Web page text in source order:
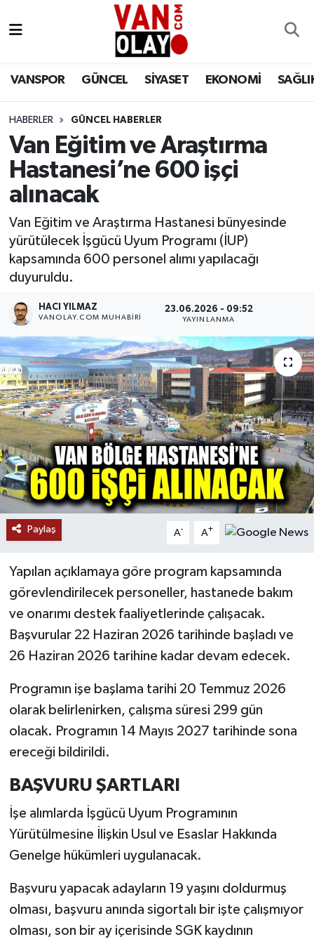
VANSPOR GÜNCEL SİYASET EKONOMİ
HABERLER GÜNCEL HABERLER
Van Eğitim ve Araştırma
Hastanesi’ne 600 işçi
alınacak
Van Eğitim ve Araştırma Hastanesi bünyesinde
yürütülecek İşgücü Uyum Programı (İUP)
kapsamında 600 personel alımı yapılacağı
duyuruldu.
HACI YILMAZ
VANOLAY.COM MUHABIRI
23.06.2026 - 09:52
YAYINLANMA
Paylaş A- A+
Yapılan açıklamaya göre program kapsamında
görevlendirilecek personeller, hastanede bakım
ve onarımı destek faaliyetlerinde çalışacak.
Başvurular 22 Haziran 2026 tarihinde başladı ve
26 Haziran 2026 tarihine kadar devam edecek.
Programın işe başlama tarihi 20 Temmuz 2026
olarak belirlenirken, çalışma süresi 299 gün
olacak. Programın 14 Mayıs 2027 tarihinde sona
ereceği bildirildi.
BAŞVURU ŞARTLARI
İşe alımlarda İşgücü Uyum Programının
Yürütülmesine İlişkin Usul ve Esaslar Hakkında
Genelge hükümleri uygulanacak.
Başvuru yapacak adayların 19 yaşını doldurmuş
olması, başvuru anında sigortalı bir işte çalışmıyor
olması, son bir ay içerisinde SGK kaydının
Siyaset
Ekonomi
Sağlık
Eğitim
Bilim & Teknoloji
Dünya
RESMİ İLANLAR
Van Nöbetçi Eczaneler
Van Namaz Vakitleri
Van Trafik Yoğunluk Haritası
Süper Lig Puan Durumu ve Fikstür
Tüm Manşetler
Son Dakika Haberleri
Haber Arşivi